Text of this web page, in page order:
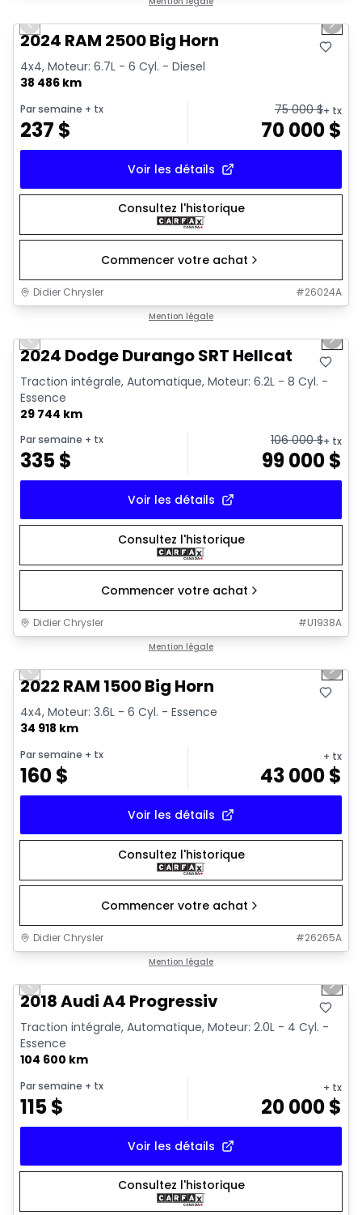
Previous slide Next
2024 RAM 2500 Big Horn
4x4, Moteur: 6.7L - 6 Cyl. - Diesel
38 486 km
Par semaine + tx
237 $
75 000$+ tx
70 000$
Voir les détails
Consultez l'historique
Commencer votre achat
Didier Chrysler #26024A
Mention légale
Previous slide Next
2024 Dodge Durango SRT Hellcat
Traction intégrale, Automatique, Moteur: 6.2L - 8 Cyl. -
Essence
29 744 km
Par semaine + tx
335$
106 000$+ tx
99 000$
Voir les détails
Consultez l'historique
Commencer votre achat
Didier Chrysler #U1938A
Mention légale
Previous slide Next
2022 RAM 1500 Big Horn
4x4, Moteur: 3.6L - 6 Cyl. - Essence
34 918 km
Par semaine + tx
160$
+ tx
43 000$
Voir les détails
Consultez l'historique
Commencer votre achat
Didier Chrysler #26265A
Mention légale
Previous slide Next
2018 Audi A4 Progressiv
Traction intégrale, Automatique, Moteur: 2.0L - 4 Cyl. -
Essence
104 600 km
Par semaine + tx
115$
+ tx
20 000$
Voir les détails
Consultez l'historique